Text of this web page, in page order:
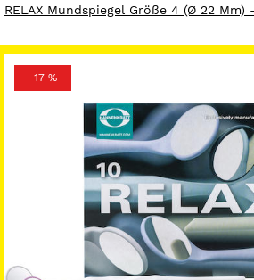
RELAX Mundspiegel Größe 4 (Ø 22
-17 %